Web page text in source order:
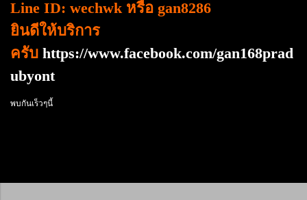
Line ID: wechwk หรือ gan8286
ยินดีให้บริการ
ครับ https://www.facebook.com/gan168prad
ubyont
พบกันเร็วๆนี้